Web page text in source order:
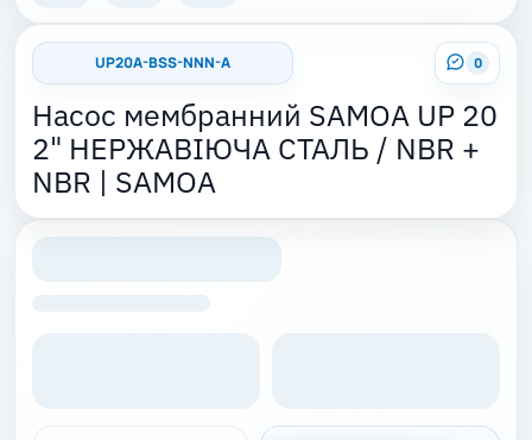
0
UP20A-BSS-NNN-A
Насос мембранний SAMOA UP 20
2" НЕРЖАВІЮЧА СТАЛЬ / NBR +
NBR | SAMOA